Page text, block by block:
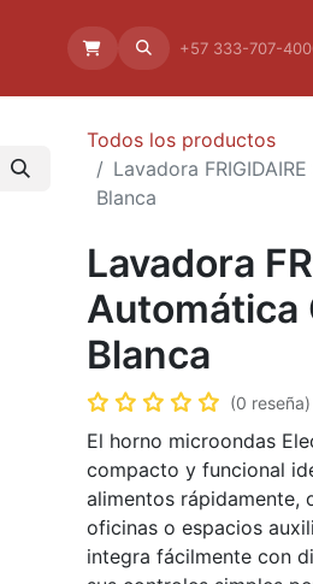
Aliados +57 333-707-
Todos los productos
Lavadora
Blanca
Lavadora
Automática
Blanca
(0 reseña)
El horno microondas
compacto y funcional
alimentos rápidamente,
oficinas o espacios
integra fácilmente con